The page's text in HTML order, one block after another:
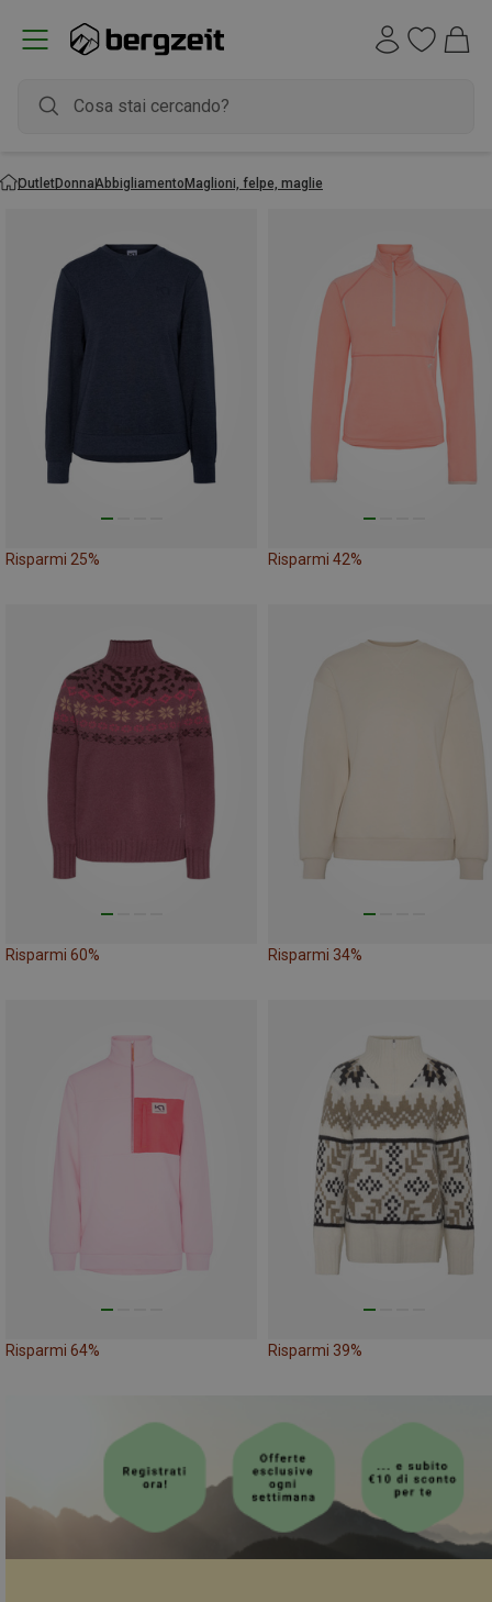
OutletDonnaAbbigliamentoMaglioni, felpe, maglie
Risparmi 25% Risparmi 42%
Risparmi 60% Risparmi 34%
Risparmi 64% Risparmi 39%